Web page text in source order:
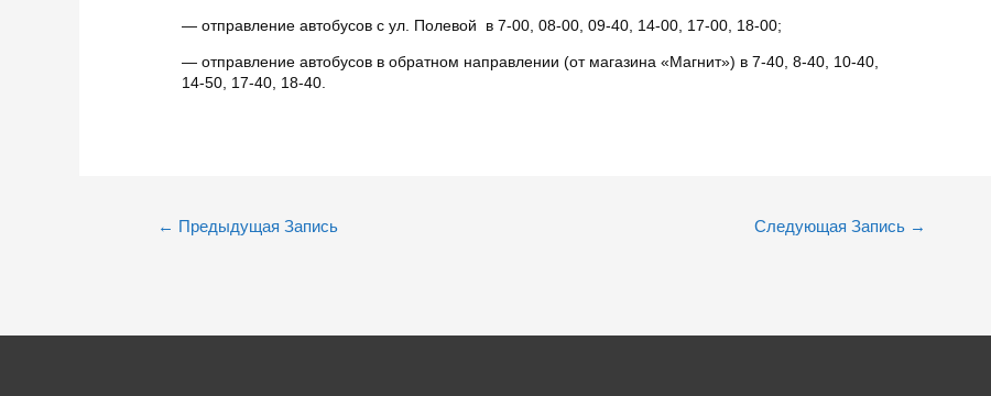
— отправление автобусов с ул. Полевой в 7-00, 08-00, 09-40, 14-00, 17-00, 18-00;
— отправление автобусов в обратном направлении (от магазина «Магнит») в 7-40, 8-40, 10-40,
14-50, 17-40, 18-40.
← Предыдущая Запись Следующая Запись →